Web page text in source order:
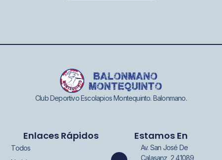
Club Deportivo Escolapios Montequinto. Balonmano.
Enlaces Rápidos
Todos
Estamos En
Av. San José De
Calasanz, 2 41089